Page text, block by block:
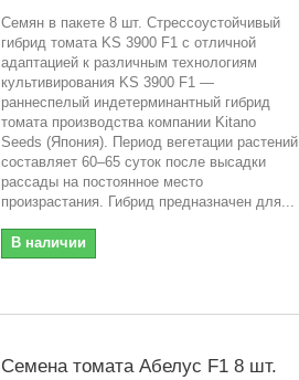
Семян в пакете 8 шт. Стрессоустойчивый
гибрид томата KS 3900 F1 с отличной
адаптацией к различным технологиям
культивирования KS 3900 F1 —
раннеспелый индетерминантный гибрид
томата производства компании Kitano
Seeds (Япония). Период вегетации растений
составляет 60–65 суток после высадки
рассады на постоянное место
произрастания. Гибрид предназначен для...
В наличии
Семена томата Абелус F1 8 шт.